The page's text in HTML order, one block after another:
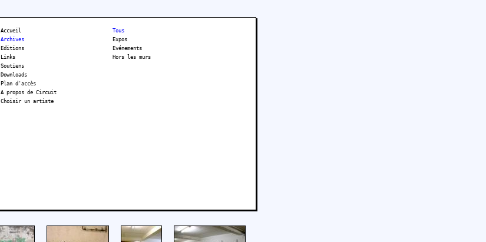
Accueil
Archives
Editions
Links
Soutiens
Downloads
Plan d'accès
A propos de Circuit
Tous
Expos
Evénements
Hors les murs